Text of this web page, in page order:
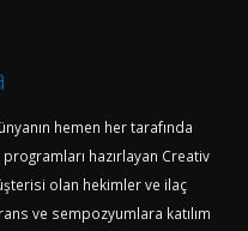
hemen her tarafında
hazırlayan Creativ
olan hekimler ve ilaç
ve sempozyumlara katılım